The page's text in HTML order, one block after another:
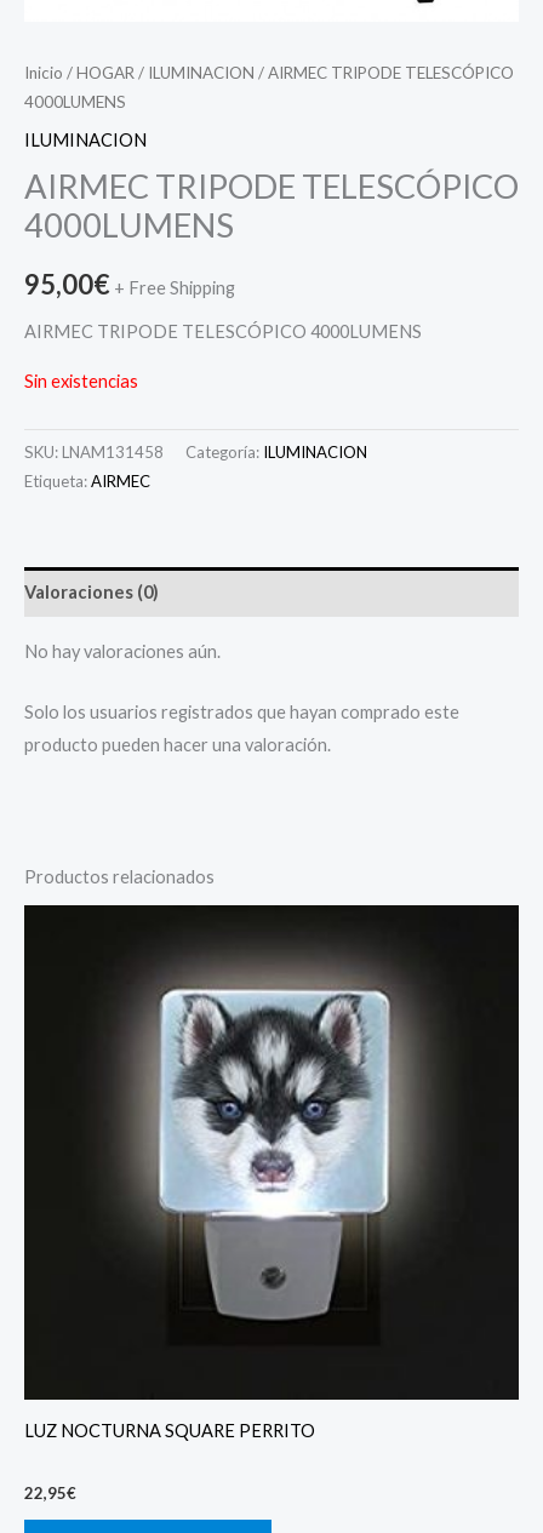
Inicio /HOGAR / ILUMINACION / AIRMEC TRIPODE TELESCÓPICO
4000LUMENS
ILUMINACION
AIRMEC TRIPODE TELESCÓPICO
4000LUMENS
95,00€ + Free Shipping
AIRMEC TRIPODE TELESCÓPICO 4000LUMENS
Sin existencias
SKU: LNAM131458 Categoría: ILUMINACION
Etiqueta:AIRMEC
Valoraciones (0)
No hay valoraciones aún.
Solo los usuarios registrados que hayan comprado este
producto pueden hacer una valoración.
Productos relacionados
LUZ NOCTURNA SQUARE PERRITO
22,95€